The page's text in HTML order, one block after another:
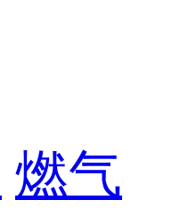
燃气